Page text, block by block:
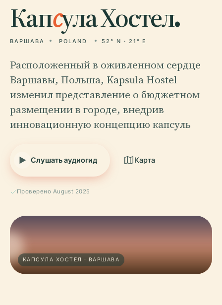
Капсула Хостел.
ВАРШАВА POLAND 52° N · 21° E
Расположенный в оживленном сердце
Варшавы, Польша, Kapsula Hostel
изменил представление о бюджетном
размещении в городе, внедрив
инновационную концепцию капсуль
Слушать аудиогид Карта
Проверено August 2025
КАПСУЛА ХОСТЕЛ · ВАРШАВА